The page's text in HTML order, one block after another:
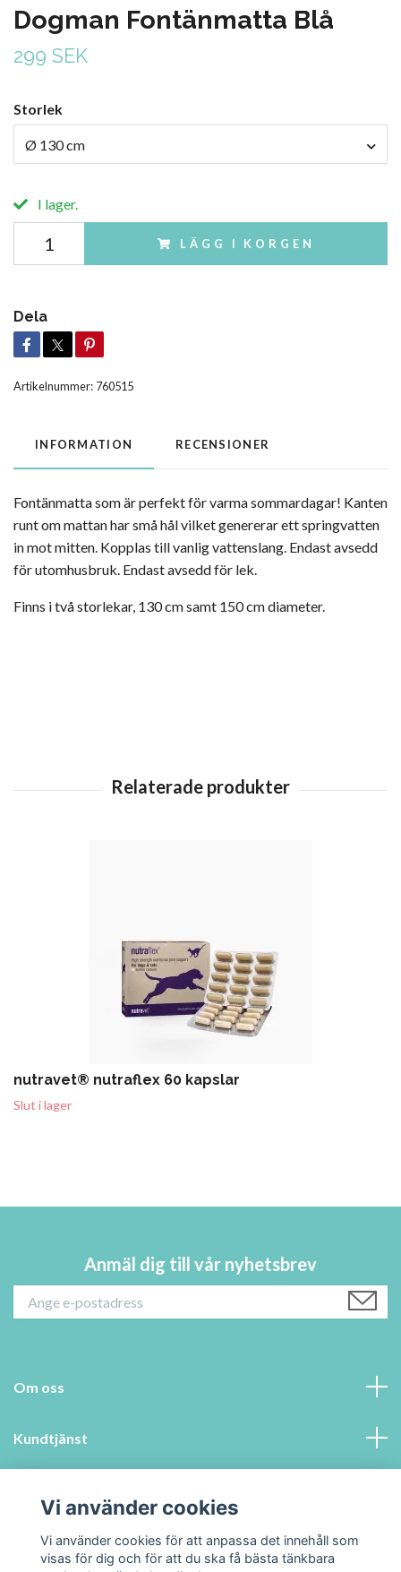
Dogman Fontänmatta Blå
299 SEK
Storlek
Ø 130 cm
I lager.
LÄGG I KORGEN
Dela
Artikelnummer: 760515
INFORMATION RECENSIONER
Fontänmatta som är perfekt för varma sommardagar! Kanten
runt om mattan har små hål vilket genererar ett springvatten
in mot mitten. Kopplas till vanlig vattenslang. Endast avsedd
för utomhusbruk. Endast avsedd för lek.
Finns i två storlekar, 130 cm samt 150 cm diameter.
nutravet® nutraflex 60 kapslar
Slut i lager
Anmäl dig till vår nyhetsbrev
Om oss
Kundtjänst
Sociala medier
Vi använder cookies
Vi använder cookies för att anpassa det innehåll som
visas för dig och för att du ska få bästa tänkbara